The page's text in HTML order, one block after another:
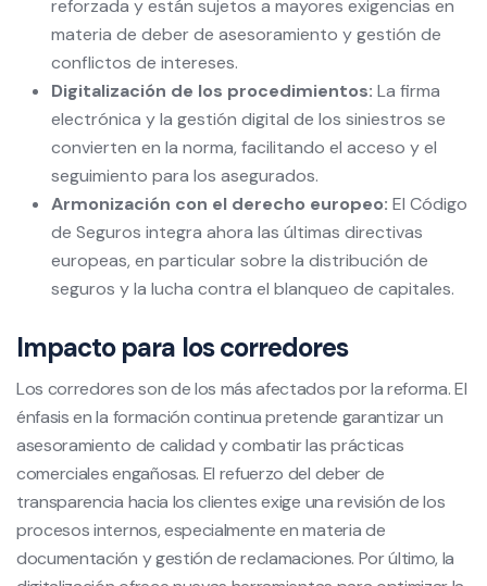
reforzada y están sujetos a mayores exigencias en
materia de deber de asesoramiento y gestión de
conflictos de intereses.
Digitalización de los procedimientos: La firma
electrónica y la gestión digital de los siniestros se
convierten en la norma, facilitando el acceso y el
seguimiento para los asegurados.
Armonización con el derecho europeo: El Código
de Seguros integra ahora las últimas directivas
europeas, en particular sobre la distribución de
seguros y la lucha contra el blanqueo de capitales.
Impacto para los corredores
Los corredores son de los más afectados por la reforma. El
énfasis en la formación continua pretende garantizar un
asesoramiento de calidad y combatir las prácticas
comerciales engañosas. El refuerzo del deber de
transparencia hacia los clientes exige una revisión de los
procesos internos, especialmente en materia de
documentación y gestión de reclamaciones. Por último, la